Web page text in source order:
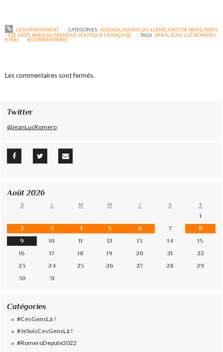
LIEN PERMANENT CATÉGORIES :AGENDA MAIRIE DU 12ÈME ARDT DE PARIS, PARIS
- 12È ARDT, PARIS AUTREMENT, POLITIQUE FRANÇAISE TAGS : PARIS JEAN LUC ROMERO
8 MAI 0COMMENTAIRE
Les commentaires sont fermés.
Twitter
@JeanLucRomero
Août 2026
D L M M J V S
1
2
3 4 5 6 7
8
9
10 11 12 13 14
15
16
17 18 19 20 21
22
23
24 25 26 27 28
29
30
31
Catégories
#CesGensLà !
#JeSuisCesGensLà !
#RomeroDepute2022